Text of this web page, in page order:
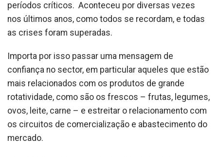
períodos críticos. Aconteceu por diversas vezes
nos últimos anos, como todos se recordam, e todas
as crises foram superadas.
Importa por isso passar uma mensagem de
confiança no sector, em particular aqueles que estão
mais relacionados com os produtos de grande
rotatividade, como são os frescos – frutas, legumes,
ovos, leite, carne – e estreitar o relacionamento com
os circuitos de comercialização e abastecimento do
mercado.